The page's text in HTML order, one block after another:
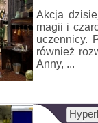
Akcja
magii i
uczennicy.
również
Anny, ...